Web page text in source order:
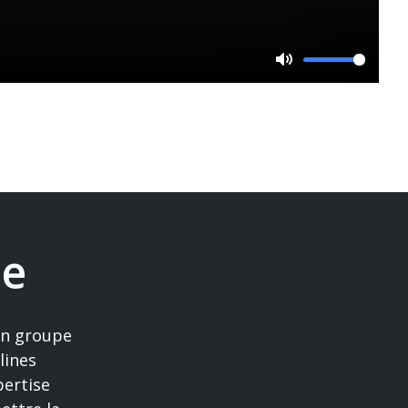
Mute
groupe